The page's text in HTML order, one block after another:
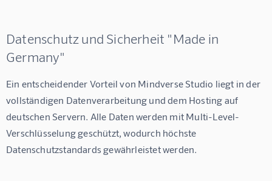
Datenschutz und Sicherheit "Made in
Germany"
Ein entscheidender Vorteil von Mindverse Studio liegt in der
vollständigen Datenverarbeitung und dem Hosting auf
deutschen Servern. Alle Daten werden mit Multi-Level-
Verschlüsselung geschützt, wodurch höchste
Datenschutzstandards gewährleistet werden.